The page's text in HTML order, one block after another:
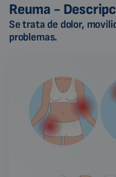
Reuma -
Se trata de dolor,
problemas.